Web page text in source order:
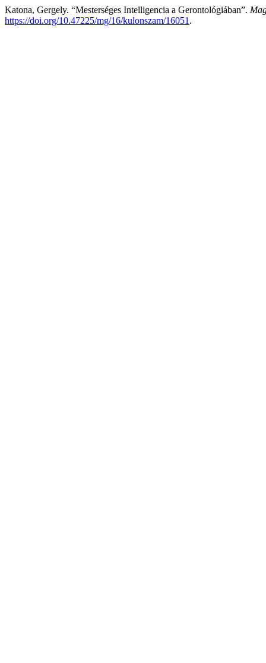
Katona, Gergely. “Mesterséges Intelligencia a Gerontológiában”.
https://doi.org/10.47225/mg/16/kulonszam/16051 .